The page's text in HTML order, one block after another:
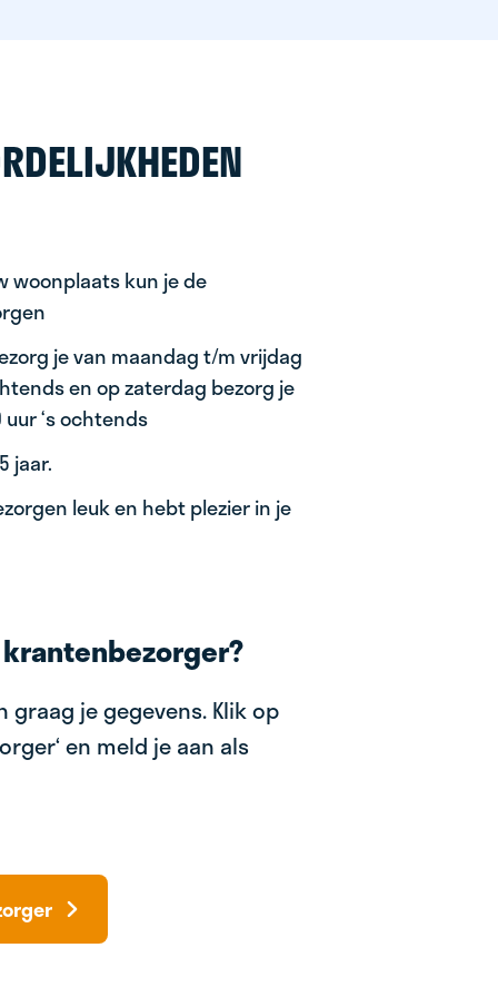
woonplaats kun je de
je van maandag t/m vrijdag
en op zaterdag bezorg je
‘s ochtends
jaar.
leuk en hebt plezier in je
graag je gegevens. Klik op
en meld je aan als